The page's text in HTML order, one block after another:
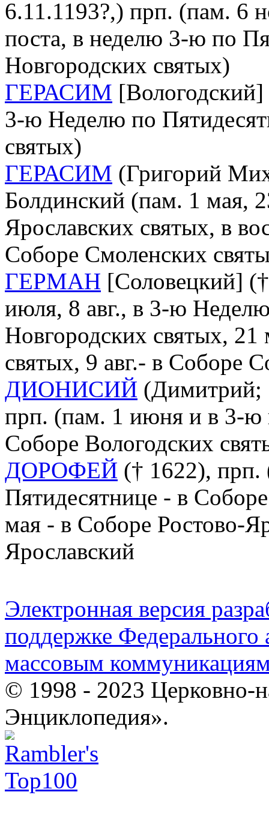
6.11.1193?,) прп. (пам. 6
поста, в неделю 3-ю по
Новгородских святых)
ГЕРАСИМ
3-ю Неделю по
святых)
ГЕРАСИМ (Григорий
Болдинский (пам. 1 мая,
Ярославских святых, в
Соборе Смоленских
ГЕРМАН [Соловецкий]
июля, 8 авг., в 3-ю
Новгородских святых,
святых, 9 авг.- в Соборе
ДИОНИСИЙ (Димитрий;
прп. (пам. 1 июня и в 3-ю
Соборе Вологодских
ДОРОФЕЙ († 1622),
Пятидесятнице - в
мая - в Соборе Ростово-
Ярославский
Электронная версия
поддержке Федерального
массовым
© 1998 - 2023 Церковно-
Энциклопедия».